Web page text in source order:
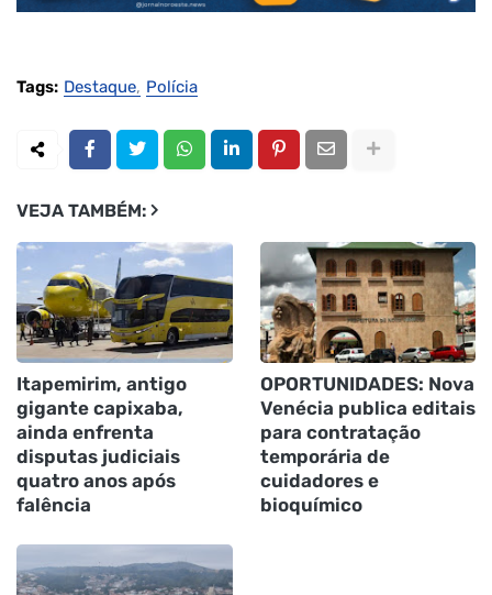
Tags: Destaque Polícia
VEJA TAMBÉM:
Itapemirim, antigo
gigante capixaba,
ainda enfrenta
disputas judiciais
quatro anos após
falência
OPORTUNIDADES: Nova
Venécia publica editais
para contratação
temporária de
cuidadores e
bioquímico